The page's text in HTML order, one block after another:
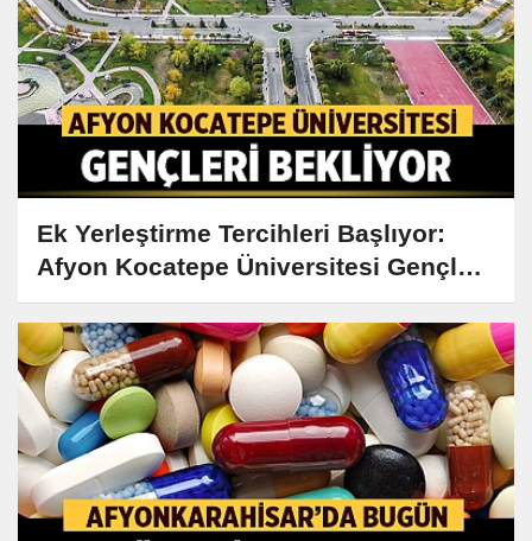
Ek Yerleştirme Tercihleri Başlıyor:
Afyon Kocatepe Üniversitesi Gençleri
Bekliyor